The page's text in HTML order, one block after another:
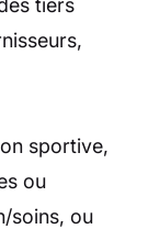
tiers
sportive,
ou
soins, ou